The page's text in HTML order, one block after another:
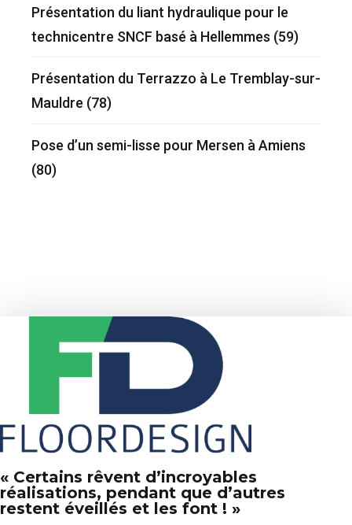
Présentation du liant hydraulique pour le
technicentre SNCF basé à Hellemmes (59)
Présentation du Terrazzo à Le Tremblay-sur-
Mauldre (78)
Pose d’un semi-lisse pour Mersen à Amiens
(80)
« Certains rêvent d’incroyables
réalisations, pendant que d’autres
restent éveillés et les font ! »